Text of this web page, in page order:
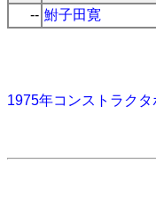
-- 鮒子田寛
1975年コンストラクタ